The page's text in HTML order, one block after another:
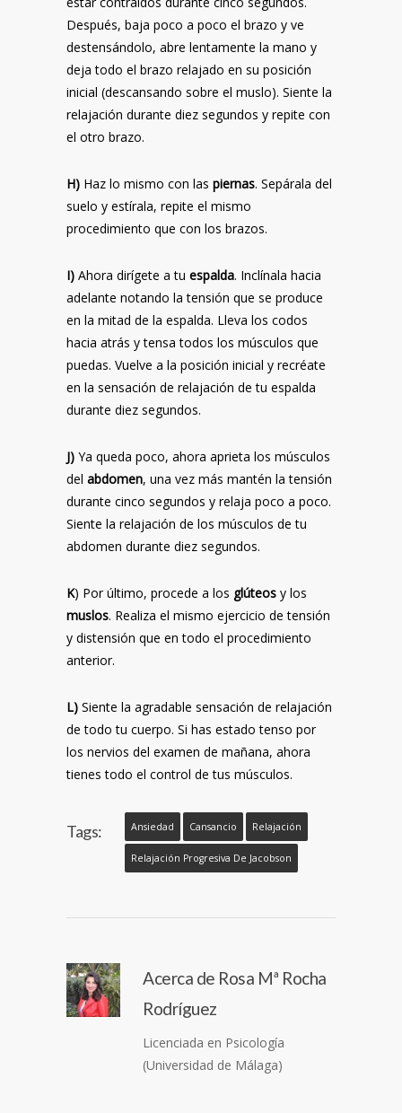
Después, baja poco a poco el brazo y ve
destensándolo, abre lentamente la mano y
deja todo el brazo relajado en su posición
inicial (descansando sobre el muslo). Siente la
relajación durante diez segundos y repite con
el otro brazo.
H) Haz lo mismo con las piernas. Sepárala del
suelo y estírala, repite el mismo
procedimiento que con los brazos.
I) Ahora dirígete a tu espalda. Inclínala hacia
adelante notando la tensión que se produce
en la mitad de la espalda. Lleva los codos
hacia atrás y tensa todos los músculos que
puedas. Vuelve a la posición inicial y recréate
en la sensación de relajación de tu espalda
durante diez segundos.
J) Ya queda poco, ahora aprieta los músculos
del abdomen, una vez más mantén la tensión
durante cinco segundos y relaja poco a poco.
Siente la relajación de los músculos de tu
abdomen durante diez segundos.
K) Por último, procede a los glúteos y los
muslos. Realiza el mismo ejercicio de tensión
y distensión que en todo el procedimiento
anterior.
L) Siente la agradable sensación de relajación
de todo tu cuerpo. Si has estado tenso por
los nervios del examen de mañana, ahora
tienes todo el control de tus músculos.
Tags: Ansiedad Cansancio Relajación
Relajación Progresiva De Jacobson
Acerca de Rosa Mª Rocha
Rodríguez
Licenciada en Psicología
(Universidad de Málaga)